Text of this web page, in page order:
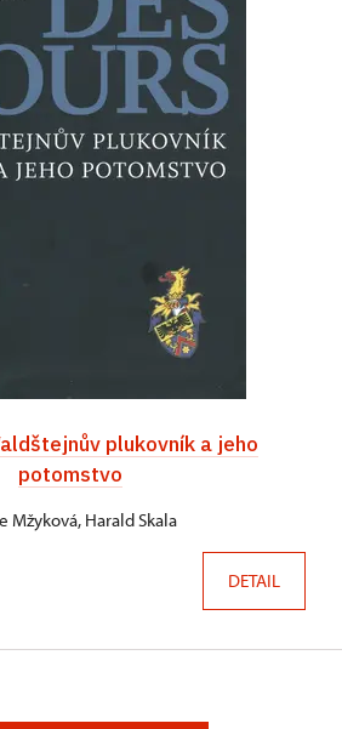
plukovník a jeho
potomstvo
Mžyková, Harald Skala
DETAIL